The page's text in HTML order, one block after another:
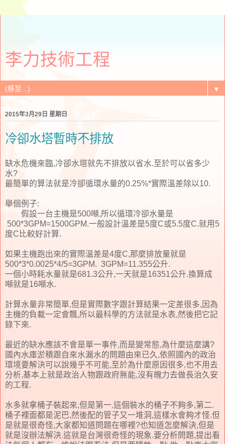
李力技術工程
▼
2015年3月29日 星期日
冷卻水塔暫時不排放
缺水危機來臨,冷卻水塔就先不排放以省水.至於可以省多少
水?
最簡單的算法就是冷卻循環水量的0.25%*實際溫差除以10.
舉個例子:
假設一台主機是500噸,所以循環冷卻水量是
500*3GPM=1500GPM.一般設計溫差是5度C或5.5度C.就用5
度C比較好計算.
如果主機跑出來的實際溫差是4度C,那麼排放量就是
500*3*0.0025*4/5=3GPM. 3GPM=11.355公升.
一個小時耗水量就是681.3公升,一天就是16351公升.換算成
噸就是16噸水.
計算水量非常簡單,但是實際數字跟計算結果一定差很多,因為
主機的負載一定會飄,所以最科學的方法就是水表,然後把它記
錄下來.
最近的缺水應該不會是單一事件,而是變常態,為什麼這麼講?
國內水庫淤積跟自來水漏水的問題由來已久,依照國內的政治
環境要解決可以說幾乎不可能,至於為什麼原因很多,也不用去
分析,基本上就是政治人物跟政府無能,沒有魄力去做長治久安
的工程.
水多就拿桶子裝起來,但是第一.這個裝水的桶子不夠多,第二.
桶子裡面都是泥巴,然後配的管子又一堆洞,這樣水會夠才怪.但
是就是很奇怪,大家都知道問題在哪裡?也知道怎麼解決,但是
就是沒辦法解決.這就是台灣很奇怪的現象.要分析問題,提出看